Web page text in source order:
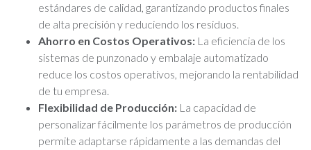
estándares de calidad, garantizando productos finales
de alta precisión y reduciendo los residuos.
Ahorro en Costos Operativos: La eficiencia de los
sistemas de punzonado y embalaje automatizado
reduce los costos operativos, mejorando la rentabilidad
de tu empresa.
Flexibilidad de Producción: La capacidad de
personalizar fácilmente los parámetros de producción
permite adaptarse rápidamente a las demandas del